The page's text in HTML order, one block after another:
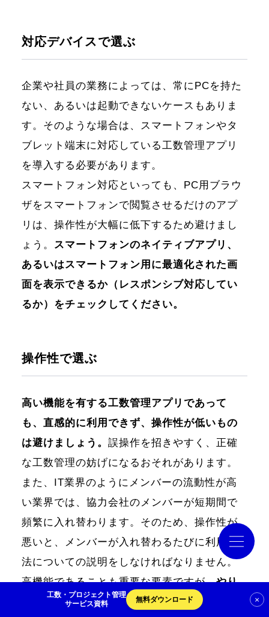
ホーム
機能一覧
目的・活用シーン
コラム
お役立ち資料
クラウドログ PC管理
対応デバイスで選ぶ
企業や社員の業務によっては、常にPCを持た
ない、あるいは起動できないケースもありま
す。そのような場合は、スマートフォンやタ
ブレット端末に対応している工数管理アプリ
を導入する必要があります。
スマートフォン対応といっても、PC用ブラウ
ザをスマートフォンで閲覧させるだけのアプ
リは、操作性が大幅に低下するため避けまし
ょう。 スマートフォンのネイティブアプリ、
あるいはスマートフォン用に最適化された画
面を表示できるか（レスポンシブ対応してい
るか）をチェックしてください。
操作性で選ぶ
高い機能を有する工数管理アプリであって
も、直感的に利用できず、操作性が低いもの
は避けましょう。 誤操作を招きやすく、正確
な工数管理の妨げになるおそれがあります。
また、IT業界のようにメンバーの流動性が高
い業界では、協力会社のメンバーが短期間で
頻繁に入れ替わります。そのため、操作性が
悪いと、メンバーが入れ替わるたびに利用方
法についての説明をしなければなりません。
高機能であることも重要な要素ですが、やり
たいことを直感的に実行できるアプリを選択
工数・プロジェクト管理
サービス資料
無料ダウンロード ×